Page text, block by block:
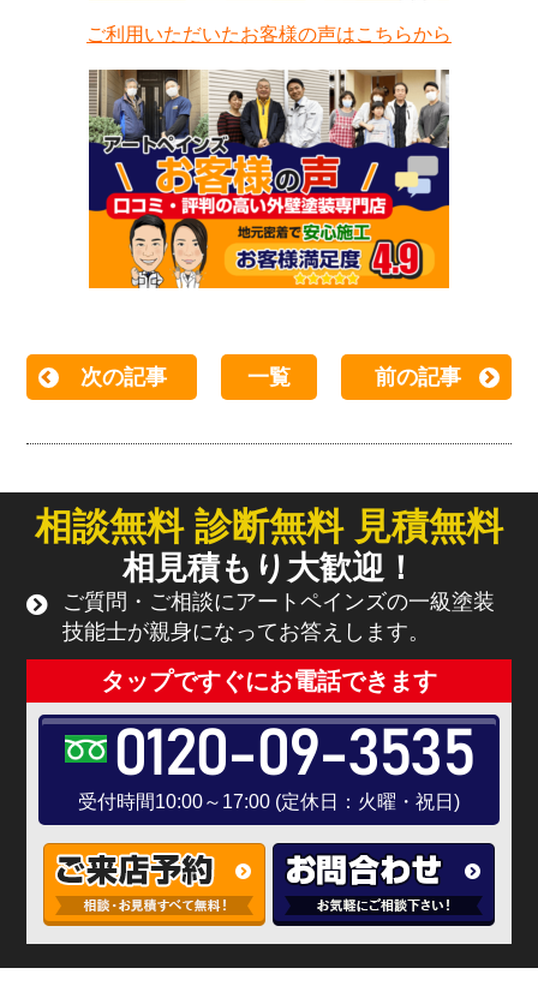
ご利用いただいたお客様の声はこちらから
次の記事 一覧 前の記事
相談無料 診断無料 見積無料
相見積もり大歓迎！
ご質問・ご相談にアートペインズの一級塗装
技能士が親身になってお答えします。
タップですぐにお電話できます
0120-09-3535
受付時間10:00～17:00 (定休日：火曜・祝日)